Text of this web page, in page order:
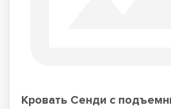
Кровать Сенди с